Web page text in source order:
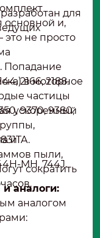
основной и,
не просто
Попадание
в моторное
частицы
ускоренный
и
пыли,
сократить
для
2166, 2188.
9370, 9380,
MH, 744J.
аналоги:
аналогом